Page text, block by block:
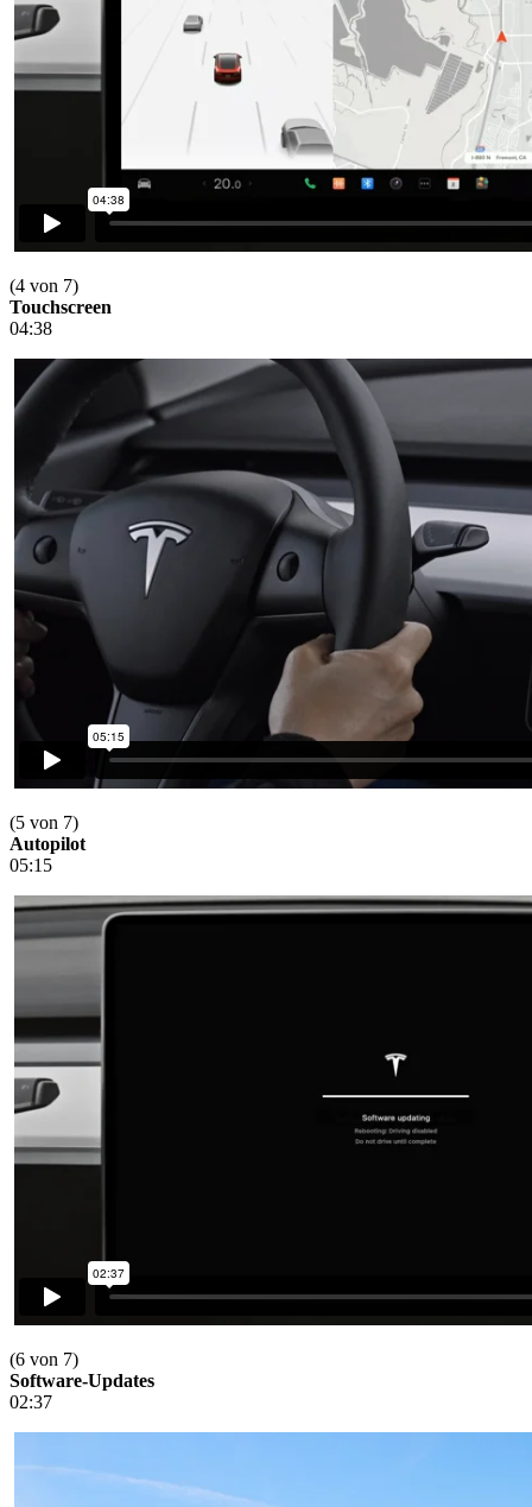
(4 von 7)
Touchscreen
04:38
(5 von 7)
Autopilot
05:15
(6 von 7)
Software-Updates
02:37